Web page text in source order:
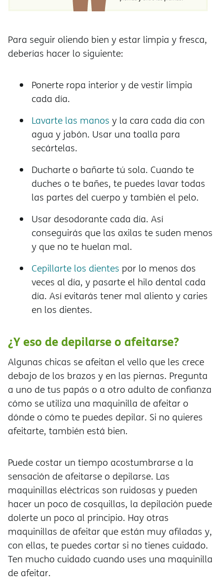
Para seguir oliendo bien y estar limpia y fresca,
deberías hacer lo siguiente:
Ponerte ropa interior y de vestir limpia
cada día.
Lavarte las manos y la cara cada día con
agua y jabón. Usar una toalla para
secártelas.
Ducharte o bañarte tú sola. Cuando te
duches o te bañes, te puedes lavar todas
las partes del cuerpo y también el pelo.
Usar desodorante cada día. Así
conseguirás que las axilas te suden menos
y que no te huelan mal.
Cepillarte los dientes por lo menos dos
veces al día, y pasarte el hilo dental cada
día. Así evitarás tener mal aliento y caries
en los dientes.
¿Y eso de depilarse o afeitarse?
Algunas chicas se afeitan el vello que les crece
debajo de los brazos y en las piernas. Pregunta
a uno de tus papás o a otro adulto de confianza
cómo se utiliza una maquinilla de afeitar o
dónde o cómo te puedes depilar. Si no quieres
afeitarte, también está bien.
Puede costar un tiempo acostumbrarse a la
sensación de afeitarse o depilarse. Las
maquinillas eléctricas son ruidosas y pueden
hacer un poco de cosquillas, la depilación puede
dolerte un poco al principio. Hay otras
maquinillas de afeitar que están muy afiladas y,
con ellas, te puedes cortar si no tienes cuidado.
Ten mucho cuidado cuando uses una maquinilla
de afeitar.